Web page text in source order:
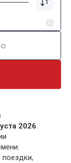
2026.
поездки,